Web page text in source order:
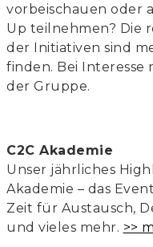
vorbeischauen oder
Up teilnehmen? Die
der Initiativen sind
finden. Bei Interesse
der Gruppe.
C2C Akademie
Unser jährliches
Akademie – das
Zeit für Austausch,
und vieles mehr. >>